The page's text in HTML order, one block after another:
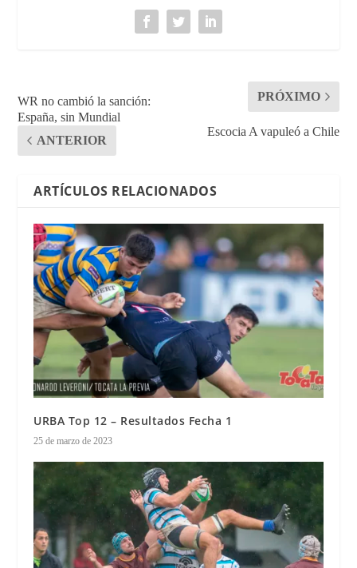
WR no cambió la sanción:
España, sin Mundial
ANTERIOR
PRÓXIMO
Escocia A vapuleó a Chile
ARTÍCULOS RELACIONADOS
URBA Top 12 – Resultados Fecha 1
25 de marzo de 2023